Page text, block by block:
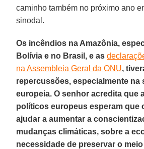
caminho também no próximo ano
sinodal.
Os incêndios na Amazônia,
Bolívia e no Brasil, e as
na Assembleia Geral da ONU,
repercussões, especialmente na
europeia. O senhor acredita que
políticos europeus esperam que
ajudar a aumentar a
mudanças climáticas, sobre a
necessidade de preservar o